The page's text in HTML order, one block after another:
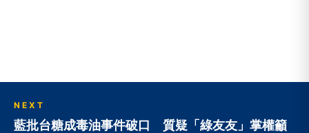
NEXT
藍批台糖成毒油事件破口 質疑「綠友友」掌權籲